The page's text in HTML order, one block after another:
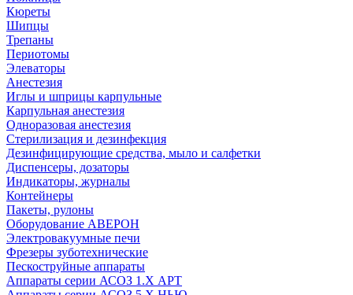
Кюреты
Шипцы
Трепаны
Периотомы
Элеваторы
Анестезия
Иглы и шприцы карпульные
Карпульная анестезия
Одноразовая анестезия
Стерилизация и дезинфекция
Дезинфицирующие средства, мыло и салфетки
Диспенсеры, дозаторы
Индикаторы, журналы
Контейнеры
Пакеты, рулоны
Оборудование АВЕРОН
Электровакуумные печи
Фрезеры зуботехнические
Пескоструйные аппараты
Аппараты серии АСОЗ 1.Х АРТ